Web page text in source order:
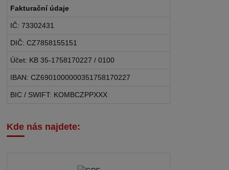
Fakturační údaje
IČ: 73302431
DIČ: CZ7858155151
Účet: KB 35-1758170227 / 0100
IBAN: CZ6901000000351758170227
BIC / SWIFT: KOMBCZPPXXX
Kde nás najdete: